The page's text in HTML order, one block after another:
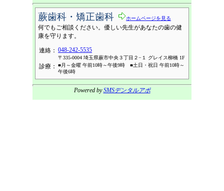
蕨歯科・矯正歯科 ホームページを見る
何でもご相談ください。優しい先生があなたの歯の健
康を守ります。
連絡： 048-242-5535
〒335-0004 埼玉県蕨市中央３丁目２−１ グレイス柳橋 1F
診療：
■月～金曜 午前10時～午後9時 ■土日・祝日 午前10時～
午後6時
Powered bySMSデンタルアポ